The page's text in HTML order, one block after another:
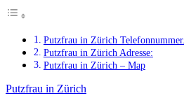
Putzfrau in Zürich Telefonnummer.
Putzfrau in Zürich Adresse:
Putzfrau in Zürich – Map
Putzfrau in Zürich